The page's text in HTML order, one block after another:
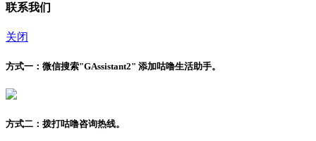
联系我们
关闭
方式一： 微信搜索"GAssistant2" 添加咕噜生活助手。
方式二： 拨打咕噜咨询热线。